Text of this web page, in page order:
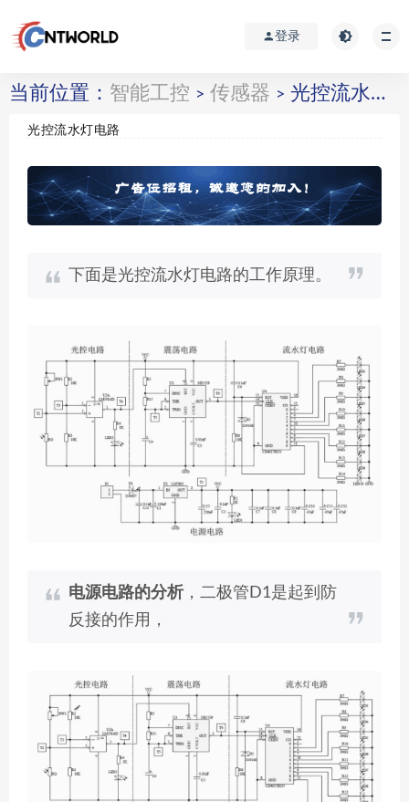
登录
当前位置： 智能工控 > 传感器 > 光控流水灯电路
光控流水灯电路
下面是光控流水灯电路的工作原理。
电源电路的分析，二极管D1是起到防
反接的作用，